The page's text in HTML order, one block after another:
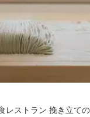
の蕎麦と深山に磨か